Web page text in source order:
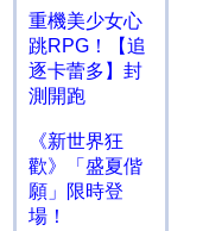
重機美少女心
跳RPG！【追
逐卡蕾多】封
測開跑
《新世界狂
歡》「盛夏偕
願」限時登
場！